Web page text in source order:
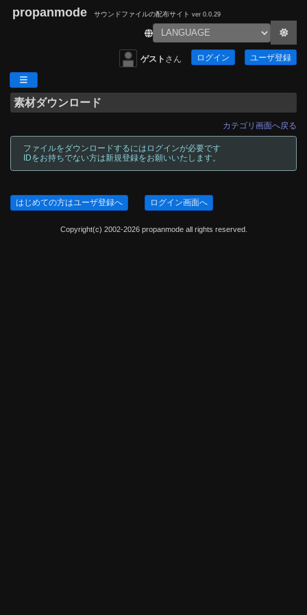
propanmode サウンドファイルの配布サイト ver 0.0.29
ゲスト さん ログイン ユーザ登録
素材ダウンロード
カテゴリ画面へ戻る
ファイルをダウンロードするにはログインが必要です
IDをお持ちでない方は新規登録をお願いいたします。
はじめての方はユーザ登録へ ログイン画面へ
Copyright(c) 2002-2026 propanmode all rights reserved.